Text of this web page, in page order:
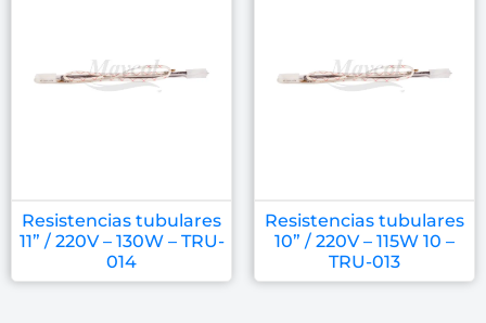
Resistencias tubulares
11” / 220V – 130W – TRU-
014
Resistencias tubulares
10” / 220V – 115W 10 –
TRU-013